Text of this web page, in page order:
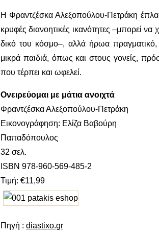
Η Φραντζέσκα Αλεξοπούλου-Πετράκη
κρυφές διανοητικές ικανότητες –μπορεί να
δικό του κόσμο–, αλλά ήρωα
μικρά παιδιά, όπως και στους γονείς,
που τέρπει και ωφελεί.
Ονειρεύομαι με μάτια ανοιχτά
Φραντζέσκα Αλεξοπούλου-Πετράκη
Εικονογράφηση: Ελίζα Βαβούρη
Παπαδόπουλος
32 σελ.
ISBN 978-960-569-485-2
Τιμή: €11,99
Πηγή : diastixo.gr